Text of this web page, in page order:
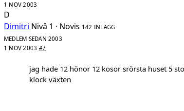
1 NOV 2003
D
Dimitri Nivå 1 · Novis 142 INLÄGG
MEDLEM SEDAN 2003
1 NOV 2003 #7
jag hade 12 hönor 12 kosor srörsta huset 5
klock växten